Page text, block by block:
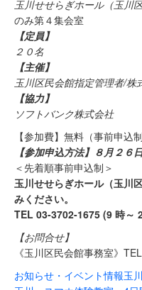
玉川せせらぎホール（玉
のみ第４集会室
【定員】
２０名
【主催】
玉川区民会館指定管理者/
【協力】
ソフトバンク株式会社
【参加費】無料（事前申込制
【参加申込方法】８月２６
＜先着順事前申込制＞
玉川せせらぎホール（玉川
みください。
TEL 03-3702-1675 (9 時～
【お問合せ】
《玉川区民会館事務室》
お知らせ・イベント情報玉